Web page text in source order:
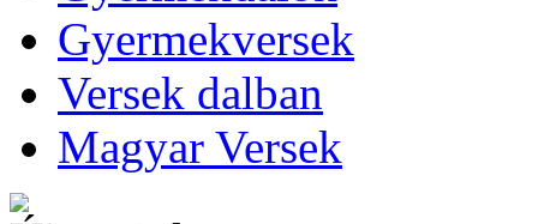
Gyermekversek
Versek dalban
Magyar Versek